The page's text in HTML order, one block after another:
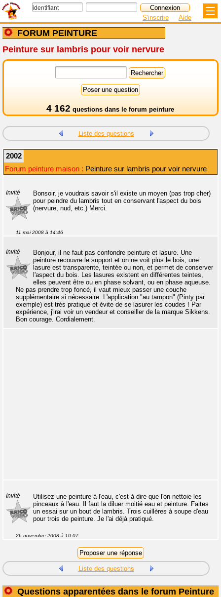
FORUM PEINTURE
S'inscrire Aide
Peinture sur lambris pour voir nervure
4 162 questions dans le forum peinture
Liste des questions
2002
Forum peinture maison : Peinture sur lambris pour voir nervure
Invité
Bonsoir, je voudrais savoir s'il existe un moyen (pas trop cher)
pour peindre du lambris tout en conservant l'aspect du bois
(nervure, nud, etc.) Merci.
11 mai 2008 à 14:46
Invité
Bonjour, il ne faut pas confondre peinture et lasure. Une
peinture recouvre le support et on ne voit plus le bois, une
lasure est transparente, teintée ou non, et permet de conserver
l'aspect du bois. Les lasures existent en différentes teintes,
elles peuvent être ou en phase solvant, ou en phase aqueuse.
Ne pas prendre trop foncé, il vaut mieux passer une couche
supplémentaire si nécessaire. L'application "au tampon" (Pinty par
exemple) est très pratique et évite de se lasurer les coudes ! Par
expérience, j'irai voir un vendeur et conseiller de la marque Sikkens.
Bon courage. Cordialement.
Invité
Utilisez une peinture à l'eau, c'est à dire que l'on nettoie les
pinceaux à l'eau. Il faut la diluer moitié eau et peinture. Faites
un essai sur un bout de lambris. Trois cuillères à soupe d'eau
pour trois de peinture. Je l'ai déjà pratiqué.
26 novembre 2008 à 10:07
Liste des questions
Questions apparentées dans le forum Peinture